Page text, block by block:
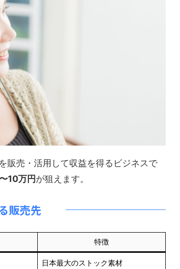
販売・活用して収益を得るビジネスで
10万円が狙えます。
販売先
特徴
日本最大のストック素材